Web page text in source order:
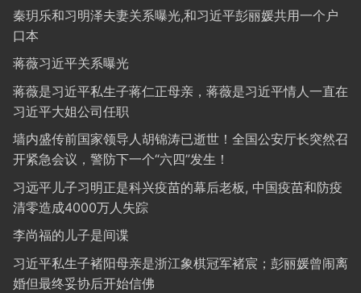
秦玥乐和习明泽夫妻关系曝光,和习近平彭丽媛共用一个户
口本
蒋薇习近平关系曝光
蒋薇是习近平私生子蒋仁正母亲，蒋薇是习近平情人一直在
习近平大姐公司任职
墙内盛传前国家领导人胡锦涛已逝世！全国公安厅长突然召
开紧急会议，警防下一个“六四”发生！
习远平儿子习明正是科兴疫苗的幕后老板, 中国疫苗和防疫
清零造成4000万人失踪
李尚福的儿子是间谍
习近平私生子褚阳母亲是浙江象棋冠军褚宸；彭丽媛曾闹离
婚但最终妥协后开始信佛